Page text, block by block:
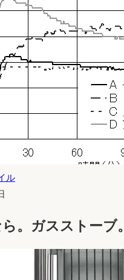
ル
。ガスストーブ。